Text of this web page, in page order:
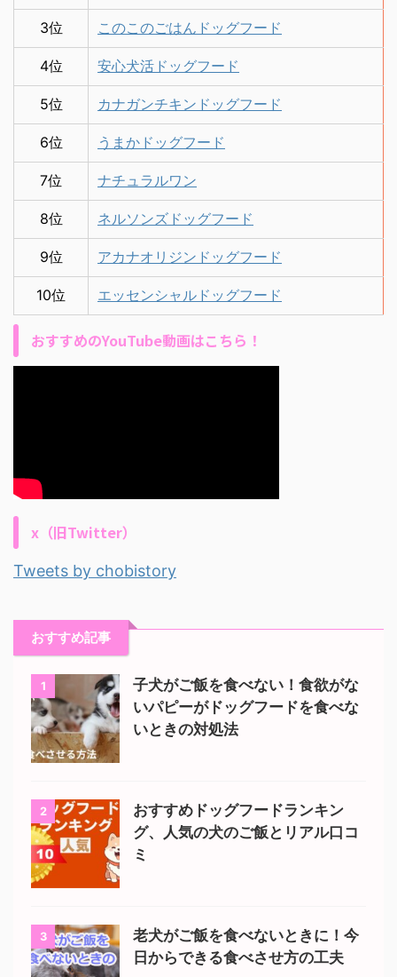
3位 このこのごはんドッグフード
4位 安心犬活ドッグフード
5位 カナガンチキンドッグフード
6位 うまかドッグフード
7位 ナチュラルワン
8位 ネルソンズドッグフード
9位 アカナオリジンドッグフード
10位 エッセンシャルドッグフード
おすすめのYouTube動画はこちら！
x（旧Twitter）
Tweets by chobistory
おすすめ記事
1
子犬がご飯を食べない！食欲がな
いパピーがドッグフードを食べな
いときの対処法
2
おすすめドッグフードランキン
グ、人気の犬のご飯とリアル口コ
ミ
3
老犬がご飯を食べないときに！今
日からできる食べさせ方の工夫